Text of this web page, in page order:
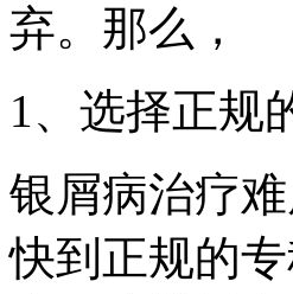
弃。那么，
1、选择正规
银屑病治疗
快到正规的